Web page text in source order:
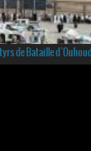
de Bataille